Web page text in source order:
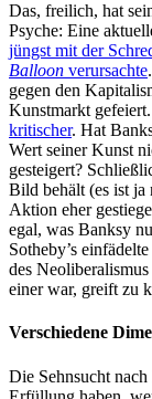
Das, freilich, hat
Psyche: Eine
jüngst mit der
Balloon verursachte
gegen den
Kunstmarkt gefeiert.
kritischer. Hat
Wert seiner Kunst
gesteigert?
Bild behält (es ist ja
Aktion eher
egal, was Banksy
Sotheby’s
des
einer war, greift zu
Verschiedene
Die Sehnsucht